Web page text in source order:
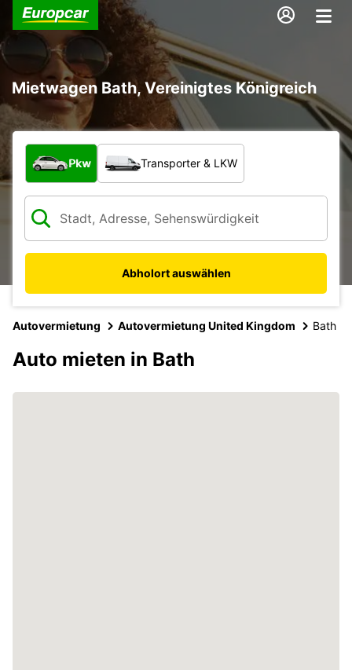
Mietwagen Bath, Vereinigtes Königreich
Welche Art von Fahrzeug?
Pkw Transporter & LKW
Abholort auswählen
Autovermietung Autovermietung United Kingdom Bath
Auto mieten in Bath